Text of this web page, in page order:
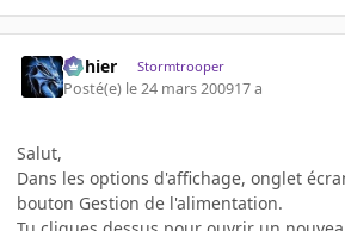
dohier Stormtrooper
Posté(e) le 24 mars 200917 a
Salut,
Dans les options d'affichage, onglet
bouton Gestion de l'alimentation.